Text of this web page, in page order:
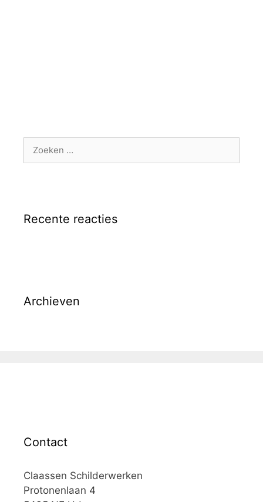
Recente reacties
Archieven
Contact
Claassen Schilderwerken
Protonenlaan 4